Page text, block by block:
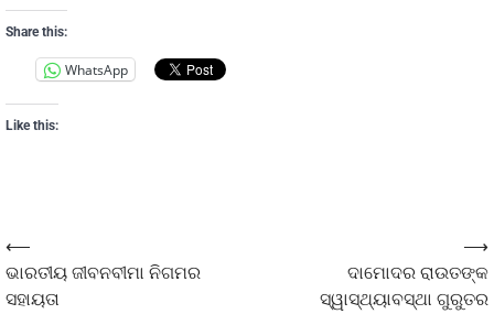
Share this:
WhatsApp
Like this:
⟵
ଭାରତୀୟ ଜୀବନବୀମା ନିଗମର
ସହାୟତା
ଦାମୋଦର ରାଉତଙ୍କ
ସ୍ୱାସ୍ଥ୍ୟାବସ୍ଥା ଗୁରୁତର
⟶